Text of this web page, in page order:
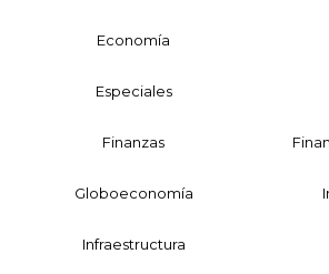
Economía
Especiales
Finanzas
Globoeconomía
Infraestructura